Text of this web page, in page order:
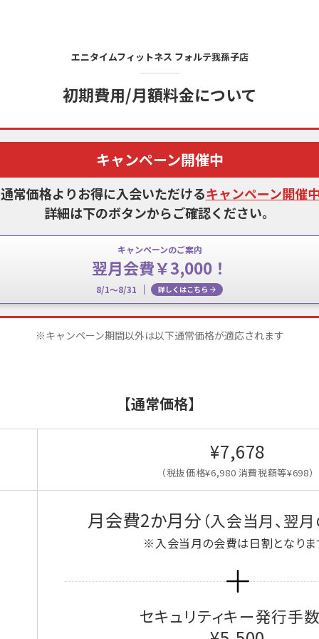
エニタイムフィットネス フォルテ我孫子店
初期費用/月額料金について
キャンペーン開催中
常価格よりお得に入会いただけるキャンペーン開催中
詳細は下のボタンからご確認ください。
キャンペーンのご案内
翌月会費￥3,000！
8/1～8/31 詳しくはこちら
※キャンペーン期間以外は以下通常価格が適応されます
【通常価格】
¥7,678
（税抜価格¥6,980 消費税額等¥698）
月会費2か月分 （入会当月、翌
※入会当月の会費は日割となりま
セキュリティキー発行手